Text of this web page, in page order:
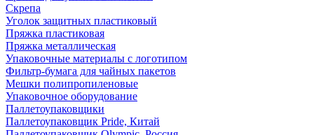
Скрепа
Уголок защитных пластиковый
Пряжка пластиковая
Пряжка металлическая
Упаковочные материалы с логотипом
Фильтр-бумага для чайных пакетов
Мешки полипропиленовые
Упаковочное оборудование
Паллетоупаковщики
Паллетоупаковщик Pride, Китай